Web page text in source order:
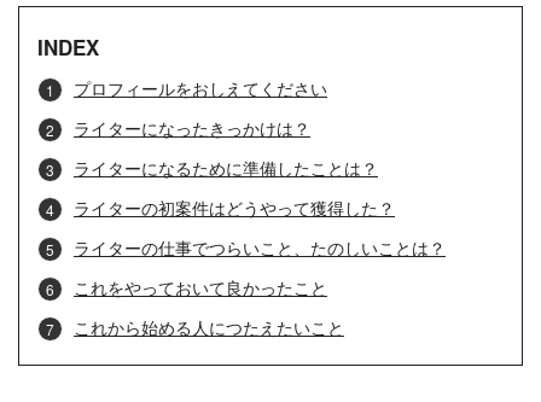
INDEX
プロフィールをおしえてください
ライターになったきっかけは？
ライターになるために準備したことは？
ライターの初案件はどうやって獲得した？
ライターの仕事でつらいこと、たのしいことは？
これをやっておいて良かったこと
これから始める人につたえたいこと